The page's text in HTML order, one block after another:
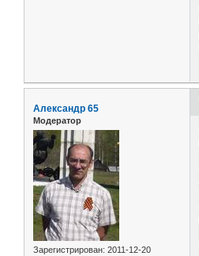
Александр 65
Модератор
Зарегистрирован: 2011-12-20